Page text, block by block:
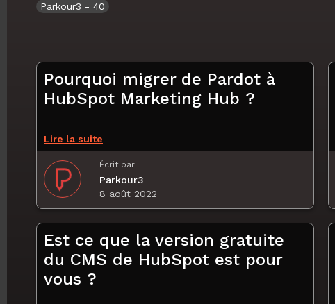
Parkour3 - 40
Pourquoi migrer de Pardot à
HubSpot Marketing Hub ?
Lire la suite
Écrit par
Parkour3
8 août 2022
Est ce que la version gratuite
du CMS de HubSpot est pour
vous ?